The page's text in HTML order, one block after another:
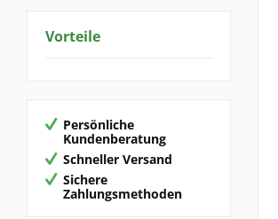
Vorteile
Persönliche
Kundenberatung
Schneller Versand
Sichere
Zahlungsmethoden